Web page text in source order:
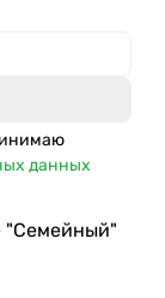
данных
"Семейный"